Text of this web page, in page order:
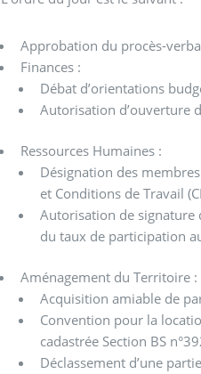
Approbation du procès-
Finances :
Débat d’orientations
Autorisation d’ouverture
Ressources Humaines :
Désignation des
et Conditions de Travail
Autorisation de signature
du taux de participation
Aménagement du Territoire :
Acquisition amiable de
Convention pour la
cadastrée Section BS
Déclassement d’une